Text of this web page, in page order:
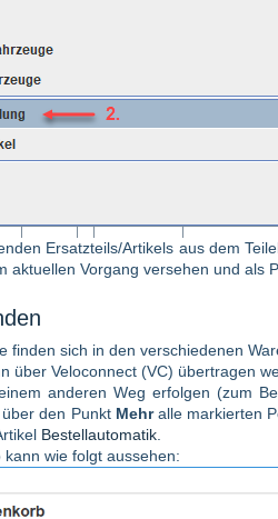
Ersatzteils/Artikels aus dem
aktuellen Vorgang versehen und als
finden sich in den verschiedenen
über Veloconnect (VC) übertragen
anderen Weg erfolgen (zum
den Punkt Mehr alle markierten
Bestellautomatik
wie folgt aussehen: